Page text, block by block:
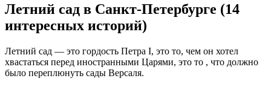
Летний сад в Санкт-Петербурге (14
интересных историй)
Летний сад — это гордость Петра I, это то, чем он хотел
хвастаться перед иностранными Царями, это то , что должно
было переплюнуть сады Версаля.